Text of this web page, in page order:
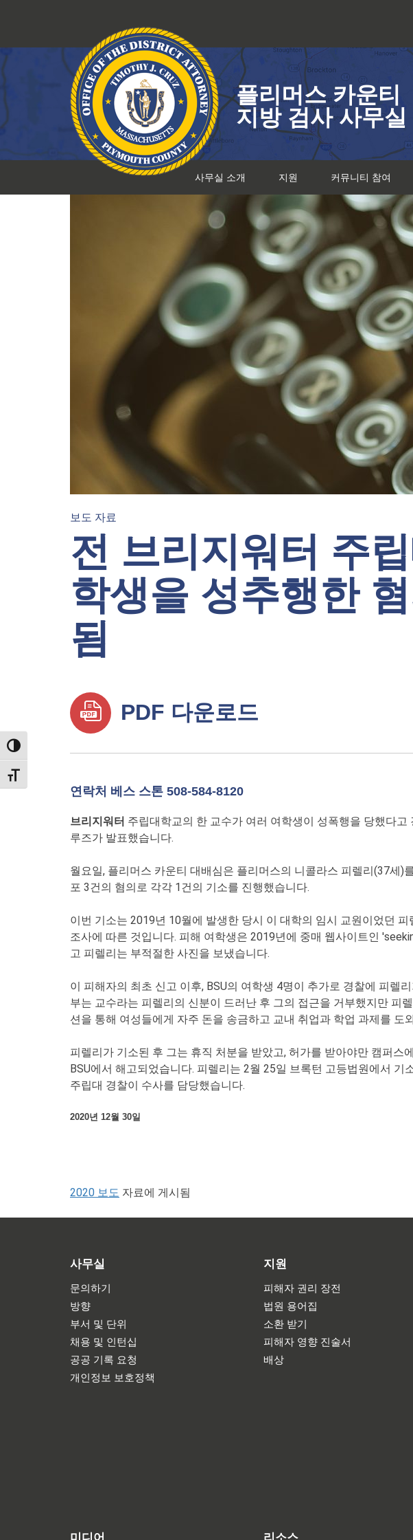
TOGGLE HIGH CONTRAST
TOGGLE FONT SIZE
로
건
뛰
기
플리머스 카운티
지방 검사 사무실
사무실 소개 지원 커뮤니티 참여
보도 자료
전 브리지워터 주
학생을 성추행한
됨
PDF 다운로드
연락처 베스 스톤 508-584-8120
브리지워터 주립대학교의 한 교수가 여러 여학생이 성폭행을 당했다
루즈가 발표했습니다.
월요일, 플리머스 카운티 대배심은 플리머스의 니콜라스 피렐리(37세)
포 3건의 혐의로 각각 1건의 기소를 진행했습니다.
이번 기소는 2019년 10월에 발생한 당시 이 대학의 임시 교원이었던
조사에 따른 것입니다. 피해 여학생은 2019년에 중매 웹사이트인
고 피렐리는 부적절한 사진을 보냈습니다.
이 피해자의 최초 신고 이후, BSU의 여학생 4명이 추가로 경찰에 피렐
부는 교수라는 피렐리의 신분이 드러난 후 그의 접근을 거부했지만 피
션을 통해 여성들에게 자주 돈을 송금하고 교내 취업과 학업 과제를 도
피렐리가 기소된 후 그는 휴직 처분을 받았고, 허가를 받아야만 캠퍼
BSU에서 해고되었습니다. 피렐리는 2월 25일 브록턴 고등법원에서
주립대 경찰이 수사를 담당했습니다.
2020년 12월 30일
2020 보도 자료에 게시됨
사무실
문의하기
방향
부서 및 단위
채용 및 인턴십
공공 기록 요청
개인정보 보호정책
지원
피해자 권리 장전
법원 용어집
소환 받기
피해자 영향 진술서
배상